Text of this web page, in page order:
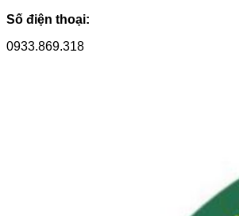
Số điện thoại:
0933.869.318